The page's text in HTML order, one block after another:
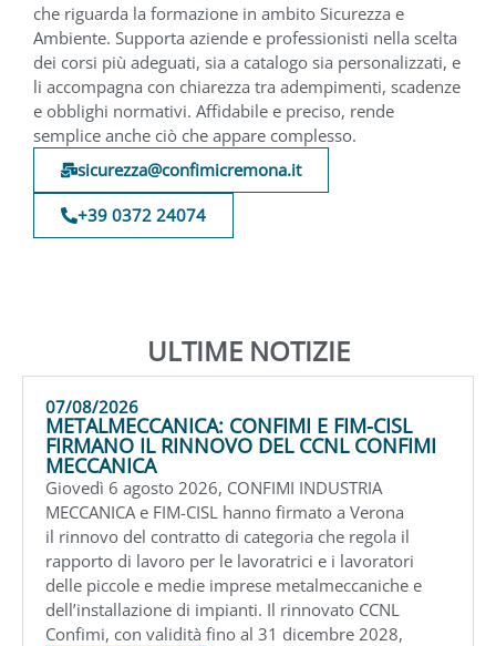
che riguarda la formazione in ambito Sicurezza e
Ambiente. Supporta aziende e professionisti nella scelta
dei corsi più adeguati, sia a catalogo sia personalizzati, e
li accompagna con chiarezza tra adempimenti, scadenze
e obblighi normativi. Affidabile e preciso, rende
semplice anche ciò che appare complesso.
sicurezza@confimicremona.it
+39 0372 24074
ULTIME NOTIZIE
07/08/2026
METALMECCANICA: CONFIMI E FIM-CISL
FIRMANO IL RINNOVO DEL CCNL CONFIMI
MECCANICA
Giovedì 6 agosto 2026, CONFIMI INDUSTRIA
MECCANICA e FIM-CISL hanno firmato a Verona
il rinnovo del contratto di categoria che regola il
rapporto di lavoro per le lavoratrici e i lavoratori
delle piccole e medie imprese metalmeccaniche e
dell’installazione di impianti. Il rinnovato CCNL
Confimi, con validità fino al 31 dicembre 2028,